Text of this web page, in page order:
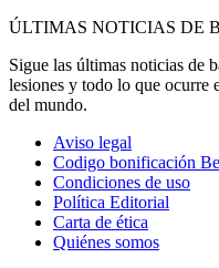
ÚLTIMAS NOTICIAS DE
Sigue las últimas noticias de
lesiones y todo lo que ocurre
del mundo.
Aviso legal
Codigo bonificación
Condiciones de uso
Política Editorial
Carta de ética
Quiénes somos